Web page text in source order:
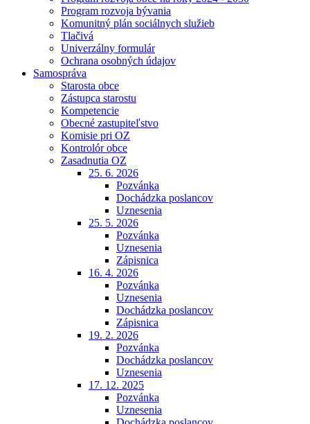
Program rozvoja bývania
Komunitný plán sociálnych služieb
Tlačivá
Univerzálny formulár
Ochrana osobných údajov
Samospráva
Starosta obce
Zástupca starostu
Kompetencie
Obecné zastupiteľstvo
Komisie pri OZ
Kontrolór obce
Zasadnutia OZ
25. 6. 2026
Pozvánka
Dochádzka poslancov
Uznesenia
25. 5. 2026
Pozvánka
Uznesenia
Zápisnica
16. 4. 2026
Pozvánka
Uznesenia
Dochádzka poslancov
Zápisnica
19. 2. 2026
Pozvánka
Dochádzka poslancov
Uznesenia
17. 12. 2025
Pozvánka
Uznesenia